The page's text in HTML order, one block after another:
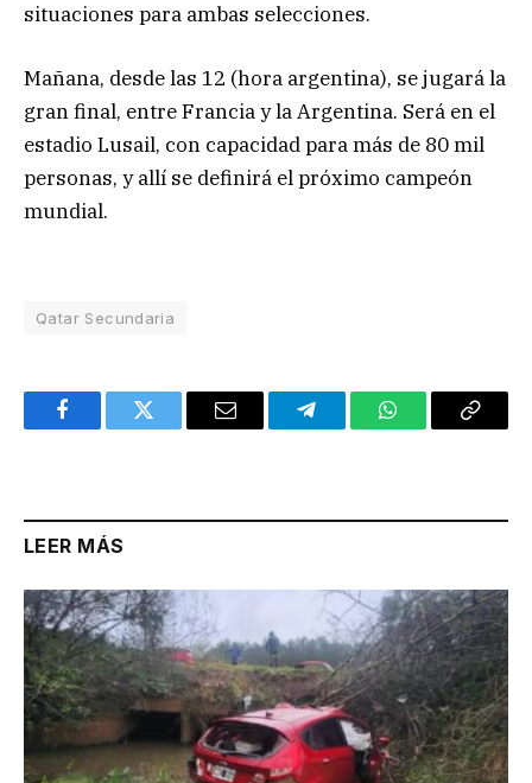
situaciones para ambas selecciones.
Mañana, desde las 12 (hora argentina), se jugará la
gran final, entre Francia y la Argentina. Será en el
estadio Lusail, con capacidad para más de 80 mil
personas, y allí se definirá el próximo campeón
mundial.
Qatar Secundaria
FacebookTwitter Email TelegramWhatsAppCopy
LEER MÁS